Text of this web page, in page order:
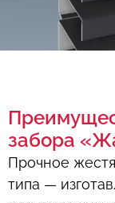
забора
Прочное
типа —